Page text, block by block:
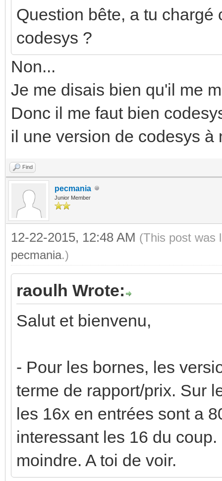
Question bête, a tu
codesys ?
Non...
Je me disais bien qu'il me
Donc il me faut bien
il une version de codesys à
Find
pecmania
Junior Member
12-22-2015, 12:48 AM (This post was
pecmania.)
raoulh Wrote:
Salut et bienvenu,
- Pour les bornes, les
terme de rapport/prix. Sur
les 16x en entrées sont a
interessant les 16 du
moindre. A toi de voir.